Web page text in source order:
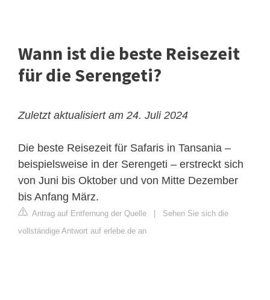
Wann ist die beste Reisezeit
für die Serengeti?
Zuletzt aktualisiert am 24. Juli 2024
Die beste Reisezeit für Safaris in Tansania –
beispielsweise in der Serengeti – erstreckt sich
von Juni bis Oktober und von Mitte Dezember
bis Anfang März.
Antrag auf Entfernung der Quelle
Sehen Sie sich die
vollständige Antwort auf erlebe.de an